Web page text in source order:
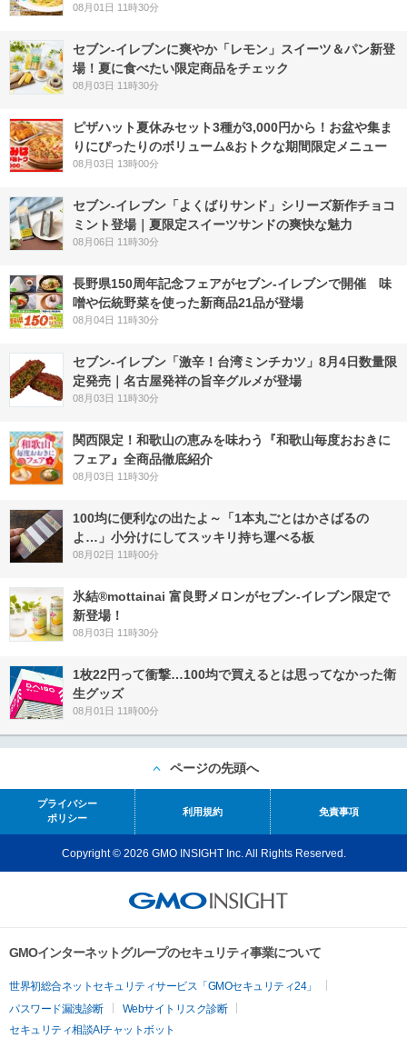
08月01日 11時30分
セブン‐イレブンに爽やか「レモン」スイーツ＆パン新登
場！夏に食べたい限定商品をチェック
08月03日 11時30分
ピザハット夏休みセット3種が3,000円から！お盆や集ま
りにぴったりのボリューム&おトクな期間限定メニュー
08月03日 13時00分
セブン‐イレブン「よくばりサンド」シリーズ新作チョコ
ミント登場｜夏限定スイーツサンドの爽快な魅力
08月06日 11時30分
長野県150周年記念フェアがセブン-イレブンで開催 味
噌や伝統野菜を使った新商品21品が登場
08月04日 11時30分
セブン-イレブン「激辛！台湾ミンチカツ」8月4日数量限
定発売｜名古屋発祥の旨辛グルメが登場
08月03日 11時30分
関西限定！和歌山の恵みを味わう『和歌山毎度おおきに
フェア』全商品徹底紹介
08月03日 11時30分
100均に便利なの出たよ～「1本丸ごとはかさばるの
よ…」小分けにしてスッキリ持ち運べる板
08月02日 11時00分
氷結®mottainai 富良野メロンがセブン‐イレブン限定で
新登場！
08月03日 11時30分
1枚22円って衝撃…100均で買えるとは思ってなかった衛
生グッズ
08月01日 11時00分
ページの先頭へ
プライバシー
ポリシー
利用規約 免責事項
Copyright © 2026 GMO INSIGHT Inc. All Rights Reserved.
GMOインターネットグループのセキュリティ事業について
世界初総合ネットセキュリティサービス「GMOセキュリティ24」
パスワード漏洩診断
Webサイトリスク診断
セキュリティ相談AIチャットボット